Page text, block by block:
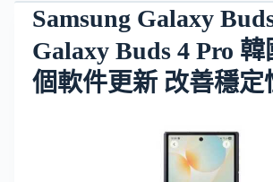
Samsung Galaxy
Galaxy Buds 4 Pro
個軟件更新 改善穩定